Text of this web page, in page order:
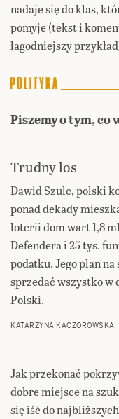
nadaje się do klas,
pomyje (tekst i
łagodniejszy
Piszemy o tym, co
Trudny los
Dawid Szulc, polski
ponad dekady
loterii dom wart 1,8
Defendera i 25 tys.
podatku. Jego plan
sprzedać wszystko w
Polski.
KATARZYNA KACZOROWSKA
Jak przekonać
dobre miejsce na
się iść do